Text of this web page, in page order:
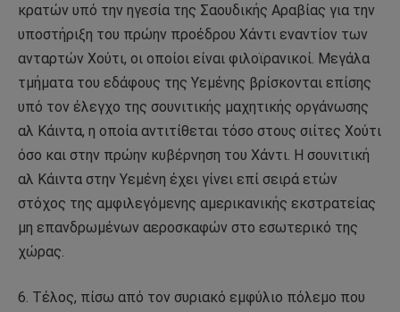
κρατών υπό την ηγεσία της Σαουδικής Αραβίας για την
υποστήριξη του πρώην προέδρου Χάντι εναντίον των
ανταρτών Χούτι, οι οποίοι είναι φιλοϊρανικοί. Μεγάλα
τμήματα του εδάφους της Υεμένης βρίσκονται επίσης
υπό τον έλεγχο της σουνιτικής μαχητικής οργάνωσης
αλ Κάιντα, η οποία αντιτίθεται τόσο στους σιίτες Χούτι
όσο και στην πρώην κυβέρνηση του Χάντι. Η σουνιτική
αλ Κάιντα στην Υεμένη έχει γίνει επί σειρά ετών
στόχος της αμφιλεγόμενης αμερικανικής εκστρατείας
μη επανδρωμένων αεροσκαφών στο εσωτερικό της
χώρας.
6. Τέλος, πίσω από τον συριακό εμφύλιο πόλεμο που